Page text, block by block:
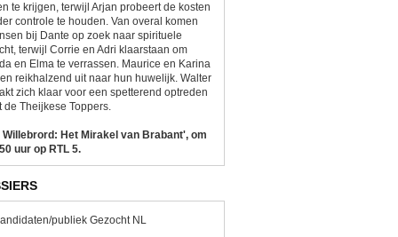
te krijgen, terwijl Arjan probeert de kosten
controle te houden. Van overal komen
bij Dante op zoek naar spirituele
terwijl Corrie en Adri klaarstaan om
en Elma te verrassen. Maurice en Karina
reikhalzend uit naar hun huwelijk. Walter
zich klaar voor een spetterend optreden
de Theijkese Toppers.
Willebrord: Het Mirakel van Brabant', om
uur op RTL 5.
publiek Gezocht NL